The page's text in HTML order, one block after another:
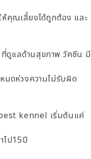
คุณเลี้ยงได้ถูกต้อง และ
ดูแลด้านสุขภาพ วัคซีน มี
มดห่วงความไม่รับผิด
kennel เริ่มต้นแค่
ไป15ปี